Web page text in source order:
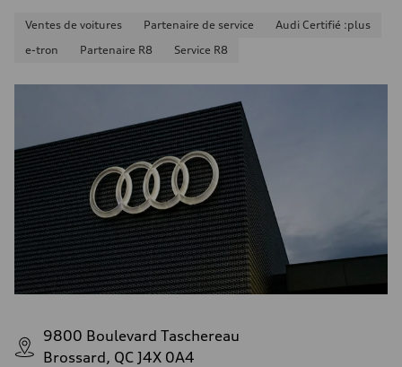
Ventes de voitures Partenaire de service
Audi Certifié :plus
e-tron
Partenaire R8 Service R8
9800 Boulevard Taschereau
Brossard, QC J4X 0A4